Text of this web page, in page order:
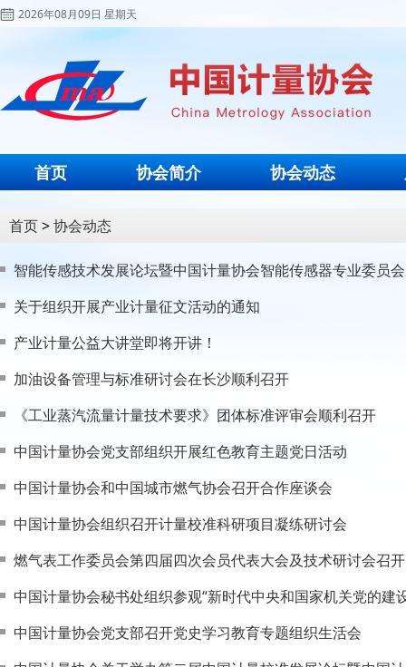
2026年08月09日 星期天
首页 协会简介 协会动态
首页>协会动态
智能传感技术发展论坛暨中国计量协会智能传感器专业委员
关于组织开展产业计量征文活动的通知
产业计量公益大讲堂即将开讲！
加油设备管理与标准研讨会在长沙顺利召开
《工业蒸汽流量计量技术要求》团体标准评审会顺利召开
中国计量协会党支部组织开展红色教育主题党日活动
中国计量协会和中国城市燃气协会召开合作座谈会
中国计量协会组织召开计量校准科研项目凝练研讨会
燃气表工作委员会第四届四次会员代表大会及技术研讨会召开
中国计量协会秘书处组织参观“新时代中央和国家机关党的建
中国计量协会党支部召开党史学习教育专题组织生活会